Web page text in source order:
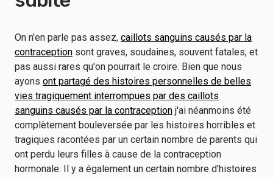
On n'en parle pas assez, caillots sanguins causés par la
contraception sont graves, soudaines, souvent fatales, et
pas aussi rares qu'on pourrait le croire. Bien que nous
ayons ont partagé des histoires personnelles de belles
vies tragiquement interrompues par des caillots
sanguins causés par la contraception j'ai néanmoins été
complètement bouleversée par les histoires horribles et
tragiques racontées par un certain nombre de parents qui
ont perdu leurs filles à cause de la contraception
hormonale. Il y a également un certain nombre d'histoires